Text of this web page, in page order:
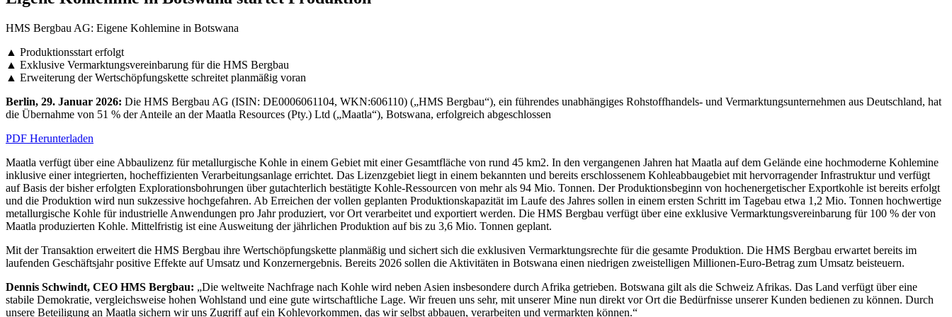
HMS Bergbau AG: Eigene Kohlemine in Botswana
▲ Produktionsstart erfolgt
▲ Exklusive Vermarktungsvereinbarung für die HMS Bergbau
▲ Erweiterung der Wertschöpfungskette schreitet planmäßig voran
Berlin, 29. Januar 2026: Die HMS Bergbau AG (ISIN: DE0006061104, WKN:606110) („HMS Bergbau“), ein führendes unabhängiges Rohstoffhandels- und Vermarktungsunternehmen aus Deutschland, hat
die Übernahme von 51 % der Anteile an der Maatla Resources (Pty.) Ltd („Maatla“), Botswana, erfolgreich abgeschlossen
PDF Herunterladen
Maatla verfügt über eine Abbaulizenz für metallurgische Kohle in einem Gebiet mit einer Gesamtfläche von rund 45 km2. In den vergangenen Jahren hat Maatla auf dem Gelände eine hochmoderne Kohlemine
inklusive einer integrierten, hocheffizienten Verarbeitungsanlage errichtet. Das Lizenzgebiet liegt in einem bekannten und bereits erschlossenem Kohleabbaugebiet mit hervorragender Infrastruktur und verfügt
auf Basis der bisher erfolgten Explorationsbohrungen über gutachterlich bestätigte Kohle-Ressourcen von mehr als 94 Mio. Tonnen. Der Produktionsbeginn von hochenergetischer Exportkohle ist bereits erfolgt
und die Produktion wird nun sukzessive hochgefahren. Ab Erreichen der vollen geplanten Produktionskapazität im Laufe des Jahres sollen in einem ersten Schritt im Tagebau etwa 1,2 Mio. Tonnen hochwertige
metallurgische Kohle für industrielle Anwendungen pro Jahr produziert, vor Ort verarbeitet und exportiert werden. Die HMS Bergbau verfügt über eine exklusive Vermarktungsvereinbarung für 100 % der von
Maatla produzierten Kohle. Mittelfristig ist eine Ausweitung der jährlichen Produktion auf bis zu 3,6 Mio. Tonnen geplant.
Mit der Transaktion erweitert die HMS Bergbau ihre Wertschöpfungskette planmäßig und sichert sich die exklusiven Vermarktungsrechte für die gesamte Produktion. Die HMS Bergbau erwartet bereits im
laufenden Geschäftsjahr positive Effekte auf Umsatz und Konzernergebnis. Bereits 2026 sollen die Aktivitäten in Botswana einen niedrigen zweistelligen Millionen-Euro-Betrag zum Umsatz beisteuern.
Dennis Schwindt, CEO HMS Bergbau: „Die weltweite Nachfrage nach Kohle wird neben Asien insbesondere durch Afrika getrieben. Botswana gilt als die Schweiz Afrikas. Das Land verfügt über eine
stabile Demokratie, vergleichsweise hohen Wohlstand und eine gute wirtschaftliche Lage. Wir freuen uns sehr, mit unserer Mine nun direkt vor Ort die Bedürfnisse unserer Kunden bedienen zu können. Durch
unsere Beteiligung an Maatla sichern wir uns Zugriff auf ein Kohlevorkommen, das wir selbst abbauen, verarbeiten und vermarkten können.“